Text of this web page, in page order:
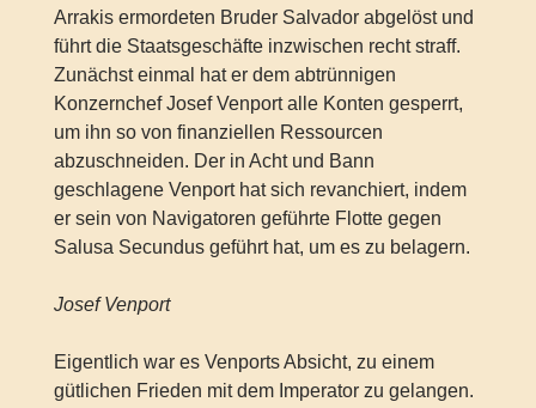
Arrakis ermordeten Bruder Salvador abgelöst und
führt die Staatsgeschäfte inzwischen recht straff.
Zunächst einmal hat er dem abtrünnigen
Konzernchef Josef Venport alle Konten gesperrt,
um ihn so von finanziellen Ressourcen
abzuschneiden. Der in Acht und Bann
geschlagene Venport hat sich revanchiert, indem
er sein von Navigatoren geführte Flotte gegen
Salusa Secundus geführt hat, um es zu belagern.
Josef Venport
Eigentlich war es Venports Absicht, zu einem
gütlichen Frieden mit dem Imperator zu gelangen.